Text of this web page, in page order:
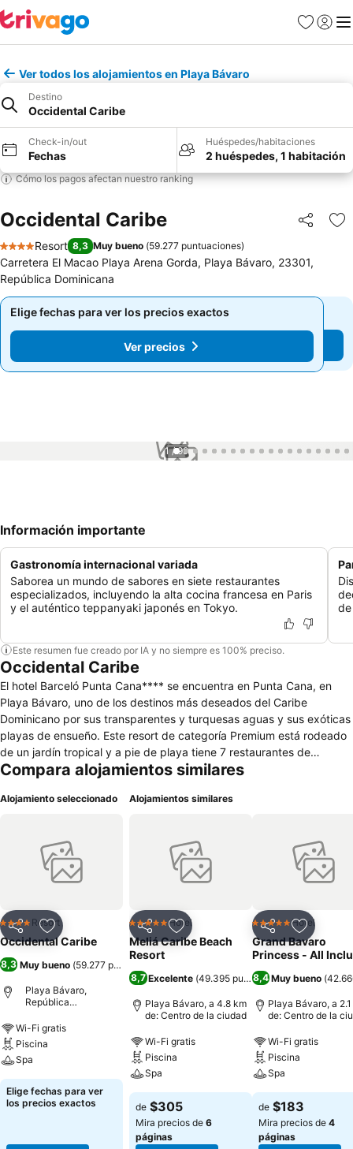
Favoritos
Iniciar
Ver todos los alojamientos en Playa Bávaro
Destino
Occidental Caribe
Check-in/out
Fechas
Huéspedes/habitaciones
2 huéspedes, 1 habitación
Cómo los pagos afectan nuestro ranking
Occidental Caribe Compartir
4 Estrellas
Resort 8,3 Muy bueno (59.277 puntuaciones)
Carretera El Macao Playa Arena Gorda, Playa Bávaro, 23301,
República Dominicana
Elige fechas para ver los precios exactos
Ver precios
Elige fechas para ver los precios exactos
Ver precios
1 / 99
Información importante
Gastronomía internacional variada
Saborea un mundo de sabores en siete restaurantes
especializados, incluyendo la alta cocina francesa en Paris
y el auténtico teppanyaki japonés en Tokyo.
Este resumen fue creado por IA y no siempre es 100% preciso.
Occidental Caribe
El hotel Barceló Punta Cana**** se encuentra en Punta Cana, en
Playa Bávaro, uno de los destinos más deseados del Caribe
Dominicano por sus transparentes y turquesas aguas y sus exóticas
playas de ensueño. Este resort de categoría Premium está rodeado
de un jardín tropical y a pie de playa tiene 7 restaurantes de
especialidades que puede disfrutar dentro del programa Barceló
deportes acuáticos en su maravillosa playa o relajarse en las
para familias, parejas y amigos gracias a sus completas
instalaciones y servicios. Descubra un lugar en el que aburrirse es
imposible y donde podrá disfrutar de la exquisitez de las aguas y la
Compara alojamientos similares
Alojamiento seleccionado
CompartirAgregar a favoritos
4 EstrellasResort
Occidental Caribe
8,3 Muy bueno (59.277 puntuaciones
Playa Bávaro,
República
Wi-Fi gratis
Piscina
Spa
Elige fechas para ver
los precios exactos
Alojamientos similares
CompartirAgregar a favoritos
5 EstrellasHotel
Meliá Caribe Beach
Resort
8,7 Excelente (49.395 puntuaciones )
Playa Bávaro, a 4.8 km
de: Centro de la ciudad
Wi-Fi gratis
Piscina
Spa
de $305
Mira precios de 6
páginas
CompartirAgregar
5 EstrellasHotel
Grand Bavaro
Princess - All
8,4 Muy bueno (
Playa Bávaro, a
de: Centro de la
Wi-Fi gratis
Piscina
Spa
de $183
Mira precios de 4
páginas